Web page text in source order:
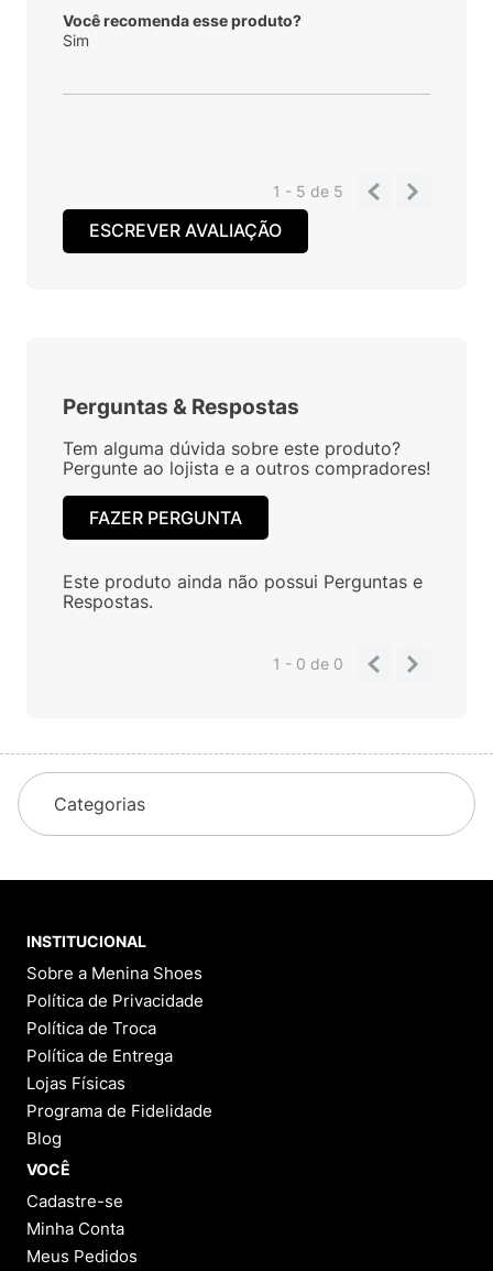
Você recomenda esse produto?
Sim
1 - 5de 5
ESCREVER AVALIAÇÃO
Perguntas & Respostas
Tem alguma dúvida sobre este produto?
Pergunte ao lojista e a outros compradores!
FAZER PERGUNTA
Este produto ainda não possui Perguntas e
Respostas.
1 - 0de 0
Categorias
INSTITUCIONAL
Sobre a Menina Shoes
Política de Privacidade
Política de Troca
Política de Entrega
Lojas Físicas
Programa de Fidelidade
Blog
VOCÊ
Cadastre-se
Minha Conta
Meus Pedidos